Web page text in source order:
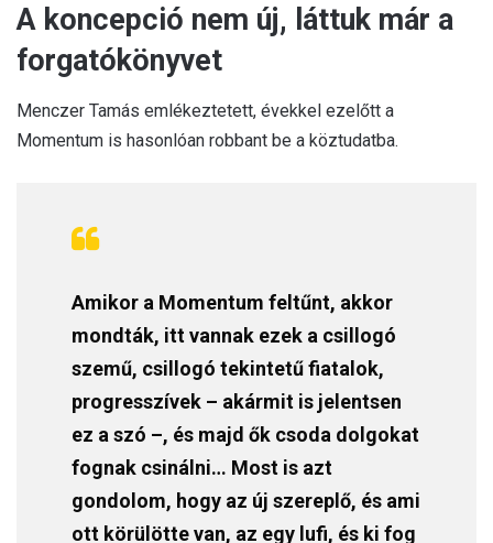
A koncepció nem új, láttuk már a
forgatókönyvet
Menczer Tamás emlékeztetett, évekkel ezelőtt a
Momentum is hasonlóan robbant be a köztudatba.
Amikor a Momentum feltűnt, akkor
mondták, itt vannak ezek a csillogó
szemű, csillogó tekintetű fiatalok,
progresszívek – akármit is jelentsen
ez a szó –, és majd ők csoda dolgokat
fognak csinálni… Most is azt
gondolom, hogy az új szereplő, és ami
ott körülötte van, az egy lufi, és ki fog